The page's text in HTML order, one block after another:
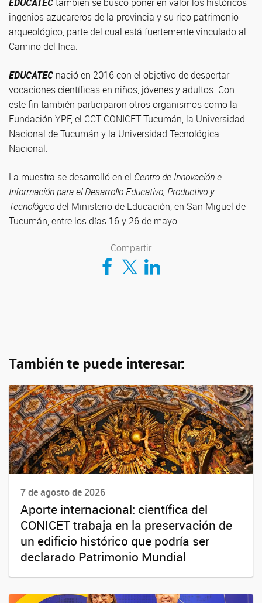
ingenios azucareros de la provincia y su rico patrimonio
arqueológico, parte del cual está fuertemente vinculado al
Camino del Inca.
EDUCATEC nació en 2016 con el objetivo de despertar
vocaciones científicas en niños, jóvenes y adultos. Con
este fin también participaron otros organismos como la
Fundación YPF, el CCT CONICET Tucumán, la Universidad
Nacional de Tucumán y la Universidad Tecnológica
Nacional.
La muestra se desarrolló en el Centro de Innovación e
Información para el Desarrollo Educativo, Productivo y
Tecnológicodel Ministerio de Educación, en San Miguel de
Tucumán, entre los días 16 y 26 de mayo.
Compartir
Compartir en Facebook
Compartir en TwitterCompartir en LinkedIn
También te puede interesar:
7 de agosto de 2026
Aporte internacional: científica del
CONICET trabaja en la preservación de
un edificio histórico que podría ser
declarado Patrimonio Mundial